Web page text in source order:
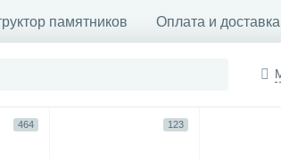
памятников Оплата и доставка
464 123